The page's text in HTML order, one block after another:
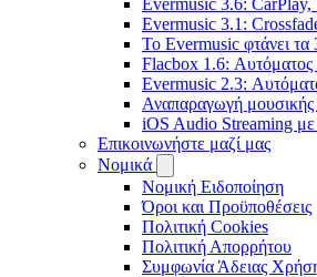
Evermusic 3.6:
Evermusic 3.1:
Το Evermusic φτάνει τα
Flacbox 1.6: Αυτόματος
Evermusic 2.3:
Αναπαραγωγή
iOS Audio Streaming
Επικοινωνήστε μαζί μας
Νομικά
Νομική Ειδοποίηση
Όροι και Προϋποθέσεις
Πολιτική Cookies
Πολιτική Απορρήτου
Συμφωνία Άδειας